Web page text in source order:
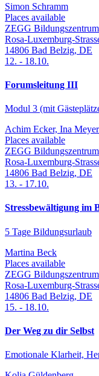
Simon Schramm
Places available
ZEGG
Rosa-Luxemburg-
14806 Bad Belzig, DE
12. - 18.10.
Forumsleitung III
Modul 3 (mit
Achim Ecker, Ina
Places available
ZEGG
Rosa-Luxemburg-
14806 Bad Belzig, DE
13. - 17.10.
Stressbewältigung im
5 Tage Bildungsurlaub
Martina Beck
Places available
ZEGG
Rosa-Luxemburg-
14806 Bad Belzig, DE
15. - 18.10.
Der Weg zu dir Selbst
Emotionale Klarheit,